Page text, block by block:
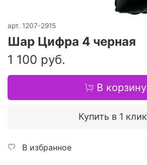
арт. 1207-2915
Шар Цифра 4 черная
1 100 руб.
В корзину
Купить в 1 клик
В избранное